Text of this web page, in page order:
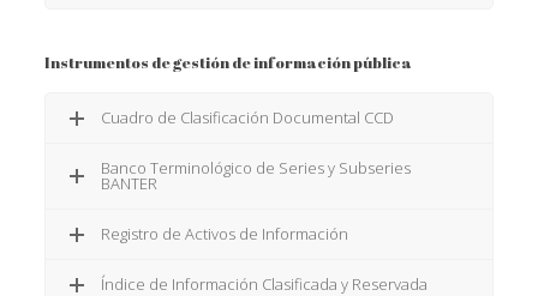
Instrumentos de gestión de información pública
Cuadro de Clasificación Documental CCD
Banco Terminológico de Series y Subseries
BANTER
Registro de Activos de Información
Índice de Información Clasificada y Reservada